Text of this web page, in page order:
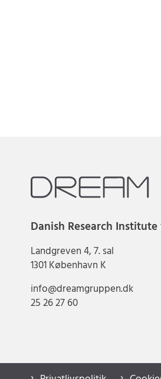
Danish Research
Landgreven 4, 7. sal
1301 København K
info@dreamgruppen.dk
25 26 27 60